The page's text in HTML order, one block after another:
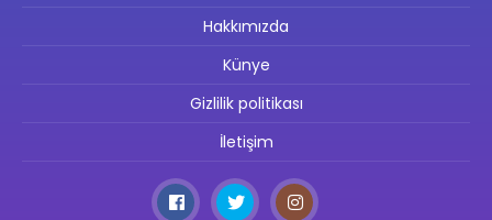
Hakkımızda
Künye
Gizlilik politikası
İletişim